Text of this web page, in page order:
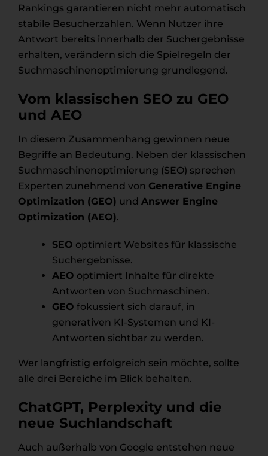
Rankings garantieren nicht mehr automatisch
stabile Besucherzahlen. Wenn Nutzer ihre
Antwort bereits innerhalb der Suchergebnisse
erhalten, verändern sich die Spielregeln der
Suchmaschinenoptimierung grundlegend.
Vom klassischen SEO zu GEO
und AEO
In diesem Zusammenhang gewinnen neue
Begriffe an Bedeutung. Neben der klassischen
Suchmaschinenoptimierung (SEO) sprechen
Experten zunehmend von Generative Engine
Optimization (GEO) und Answer Engine
Optimization (AEO).
SEO optimiert Websites für klassische
Suchergebnisse.
AEO optimiert Inhalte für direkte
Antworten von Suchmaschinen.
GEO fokussiert sich darauf, in
generativen KI-Systemen und KI-
Antworten sichtbar zu werden.
Wer langfristig erfolgreich sein möchte, sollte
alle drei Bereiche im Blick behalten.
ChatGPT, Perplexity und die
neue Suchlandschaft
Auch außerhalb von Google entstehen neue